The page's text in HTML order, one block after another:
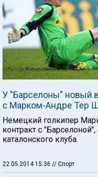
У "Барселоны" новый
с Марком-Андре Тер
Немецкий голкипер
контракт с
каталонского клуба.
22.05.2014 15:36 // Спорт